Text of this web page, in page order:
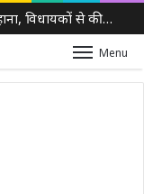
सदन में हंगामे के बीच भावुक हुए सतीश महाना, विधायकों से की मर्यादा बनाए रखने की अपील
Menu